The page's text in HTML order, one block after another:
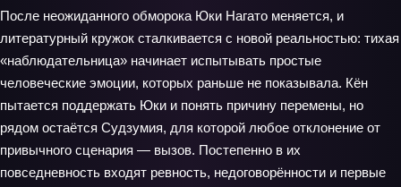
После неожиданного обморока Юки Нагато меняется, и
литературный кружок сталкивается с новой реальностью: тихая
«наблюдательница» начинает испытывать простые
человеческие эмоции, которых раньше не показывала. Кён
пытается поддержать Юки и понять причину перемены, но
рядом остаётся Судзумия, для которой любое отклонение от
привычного сценария — вызов. Постепенно в их
повседневность входят ревность, недоговорённости и первые